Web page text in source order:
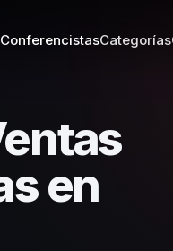
ConferencistasCategorías
en